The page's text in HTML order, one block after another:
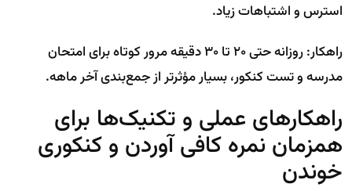
استرس و اشتباهات زیاد.
راهکار: روزانه حتی ۲۰ تا ۳۰ دقیقه مرور کوتاه برای امتحان
مدرسه و تست کنکور، بسیار مؤثرتر از جمع‌بندی آخر ماهه.
راهکارهای عملی و تکنیک‌ها برای
همزمان نمره کافی آوردن و کنکوری
خوندن